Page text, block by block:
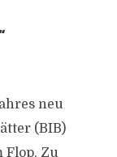
neu
(BIB)
Flop. Zu